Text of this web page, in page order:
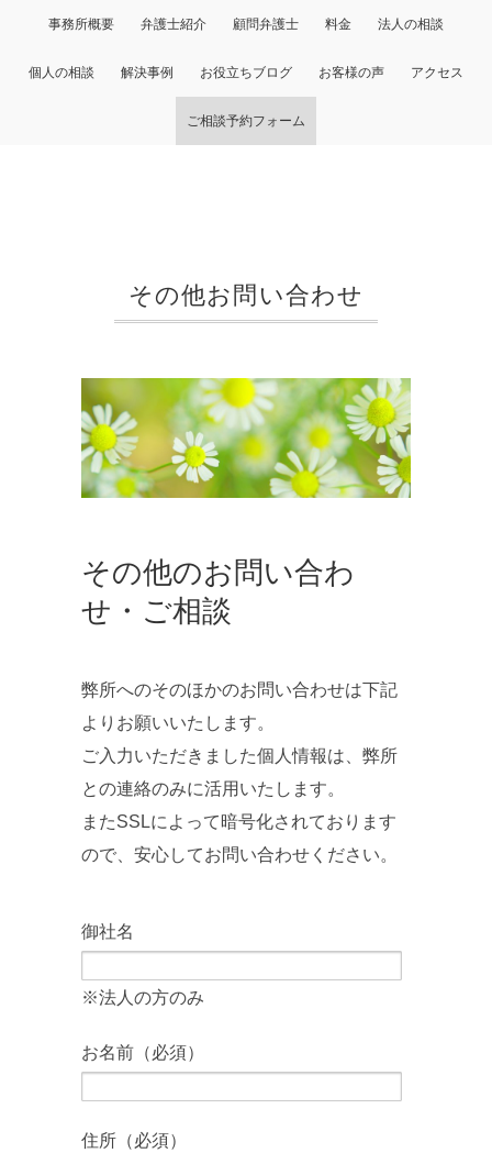
事務所概要 弁護士紹介 顧問弁護士 料金 法人の相談
個人の相談 解決事例 お役立ちブログ お客様の声 アクセス
ご相談予約フォーム
その他お問い合わせ
その他のお問い合わ
せ・ご相談
弊所へのそのほかのお問い合わせは下記
よりお願いいたします。
ご入力いただきました個人情報は、弊所
との連絡のみに活用いたします。
またSSLによって暗号化されております
ので、安心してお問い合わせください。
御社名
※法人の方のみ
お名前（必須）
住所（必須）